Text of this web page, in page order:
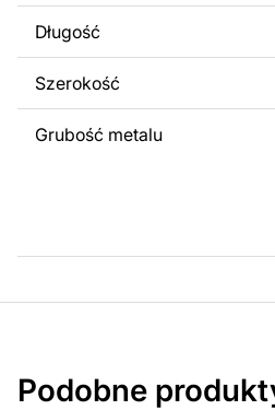
Za dodatkową opłatą
obrazów lub logo Twojej
Twoich potrzeb. Jeśli
produktu, skontaktuj się z nami.
Jeśli masz jakiekolwiek
Długość
Szerokość
Grubość metalu
Podobne